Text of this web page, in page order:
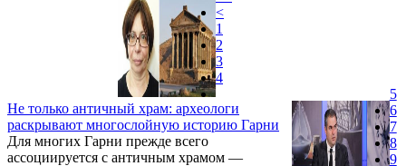
Новости Армении - NEWS . am, упомянул
второй президент Армении, кандидат в
премьер-министры республики от блока
«Армения» Роберт Кочарян.
Не только античный храм: археологи
раскрывают многослойную историю Гарни
Для многих Гарни прежде всего
ассоциируется с античным храмом —
<
1
2
3
4
5
6
7
8
9